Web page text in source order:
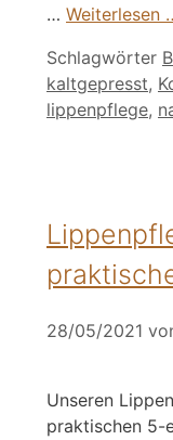
… Weiterlesen
Schlagwörter
kaltgepresst,
lippenpflege,
28/05/2021
Unseren
praktischen 5-